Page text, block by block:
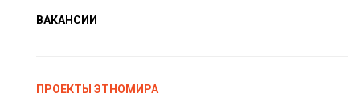
ВАКАНСИИ
ПРОЕКТЫ ЭТНОМИРА